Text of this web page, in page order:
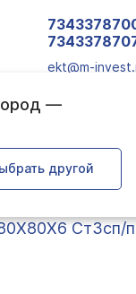
—
другой
ekt@m-
Ст3сп/